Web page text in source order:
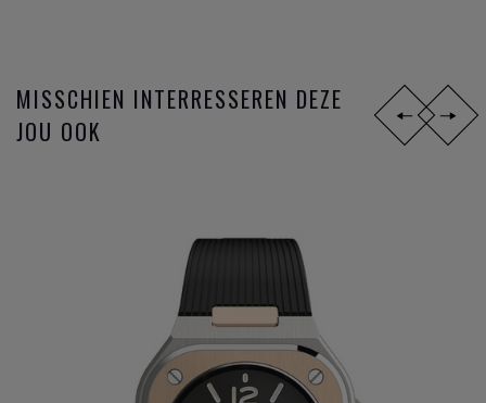
MISSCHIEN INTERRESSEREN DEZE
JOU OOK